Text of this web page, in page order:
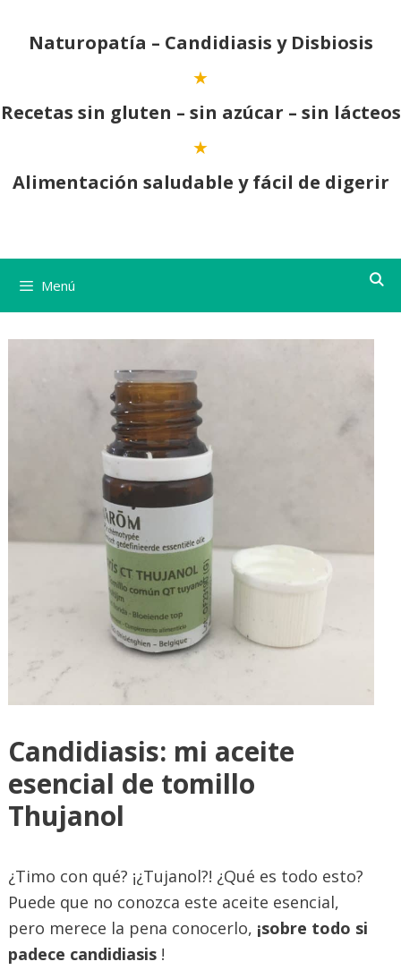
contenido
Naturopatía – Candidiasis y Disbiosis
Recetas sin gluten – sin azúcar – sin lácteos
Alimentación saludable y fácil de digerir
Menú
Candidiasis: mi aceite
esencial de tomillo
Thujanol
¿Timo con qué? ¡¿Tujanol?! ¿Qué es todo esto?
Puede que no conozca este aceite esencial,
pero merece la pena conocerlo, ¡sobre todo si
padece candidiasis !